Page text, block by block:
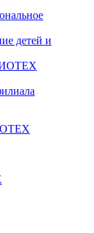
детей и